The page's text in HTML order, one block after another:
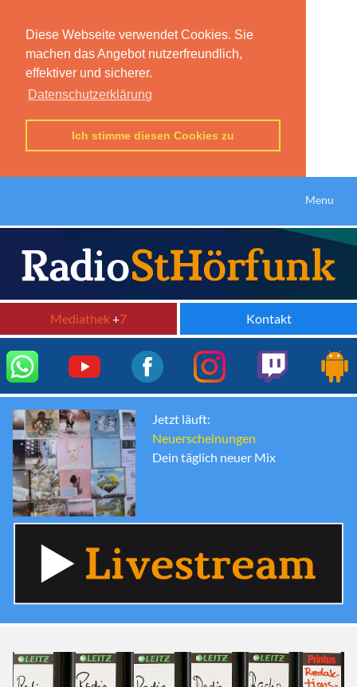
Diese Webseite verwendet Cookies. Sie
machen das Angebot nutzerfreundlich,
effektiver und sicherer.
Datenschutzerklärung
Ich stimme diesen Cookies zu
Menu
Mediathek+7 Kontakt
Jetzt läuft:
Neuerscheinungen
Dein täglich neuer Mix